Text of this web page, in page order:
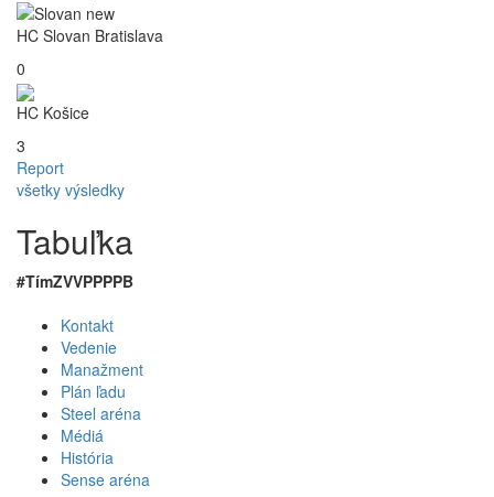
HC Slovan Bratislava
0
HC Košice
3
Report
všetky výsledky
Tabuľka
#TímZVVPPPPB
Kontakt
Vedenie
Manažment
Plán ľadu
Steel aréna
Médiá
História
Sense aréna